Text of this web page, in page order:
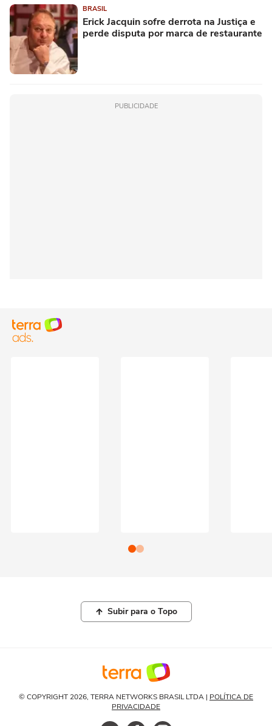
BRASIL
Erick Jacquin sofre derrota na Justiça e
perde disputa por marca de restaurante
PUBLICIDADE
Subir para o Topo
© COPYRIGHT 2026, TERRA NETWORKS BRASIL LTDA | POLÍTICA DE
PRIVACIDADE